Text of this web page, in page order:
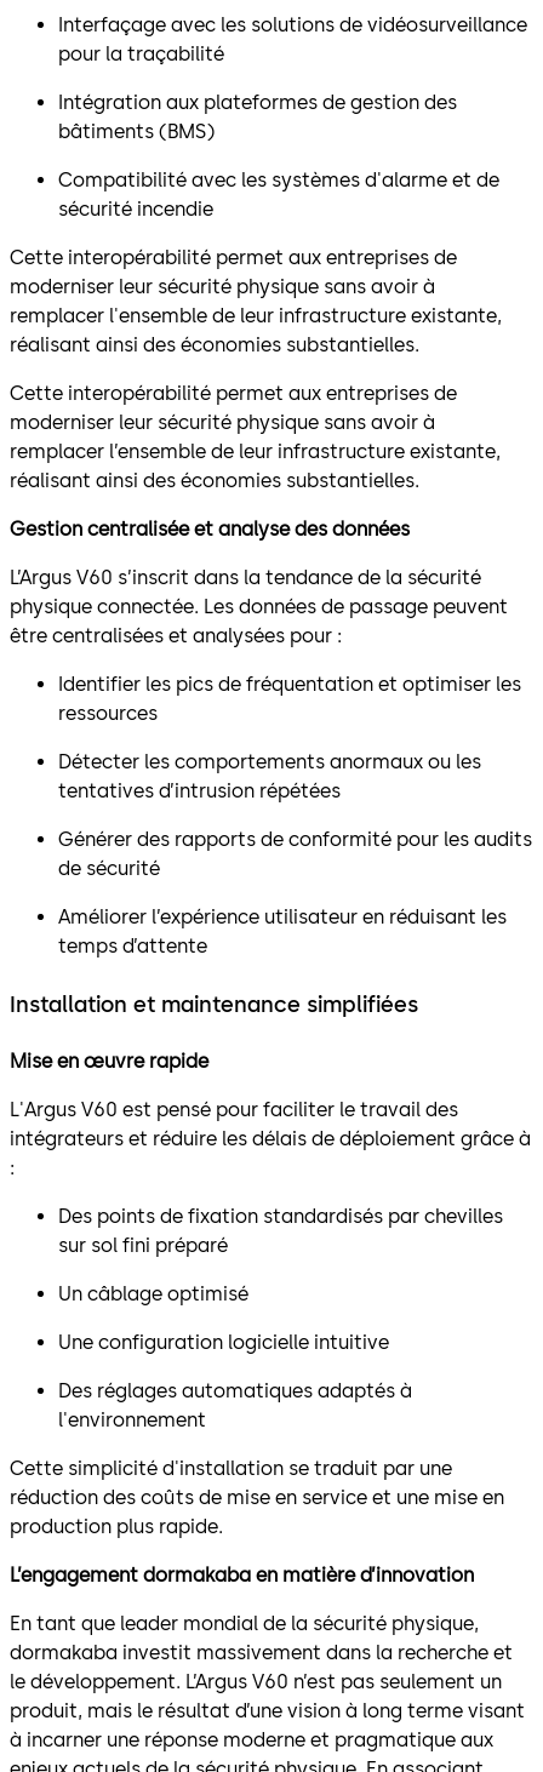
Interfaçage avec les solutions de vidéosurveillance
pour la traçabilité
Intégration aux plateformes de gestion des
bâtiments (BMS)
Compatibilité avec les systèmes d'alarme et de
sécurité incendie
Cette interopérabilité permet aux entreprises de
moderniser leur sécurité physique sans avoir à
remplacer l'ensemble de leur infrastructure existante,
réalisant ainsi des économies substantielles.
Cette interopérabilité permet aux entreprises de
moderniser leur sécurité physique sans avoir à
remplacer l’ensemble de leur infrastructure existante,
réalisant ainsi des économies substantielles.
Gestion centralisée et analyse des données
L’Argus V60 s’inscrit dans la tendance de la sécurité
physique connectée. Les données de passage peuvent
être centralisées et analysées pour :
Identifier les pics de fréquentation et optimiser les
ressources
Détecter les comportements anormaux ou les
tentatives d’intrusion répétées
Générer des rapports de conformité pour les audits
de sécurité
Améliorer l’expérience utilisateur en réduisant les
temps d’attente
Installation et maintenance simplifiées
Mise en œuvre rapide
L'Argus V60 est pensé pour faciliter le travail des
intégrateurs et réduire les délais de déploiement grâce à
:
Des points de fixation standardisés par chevilles
sur sol fini préparé
Un câblage optimisé
Une configuration logicielle intuitive
Des réglages automatiques adaptés à
l'environnement
Cette simplicité d'installation se traduit par une
réduction des coûts de mise en service et une mise en
production plus rapide.
L’engagement dormakaba en matière d’innovation
En tant que leader mondial de la sécurité physique,
dormakaba investit massivement dans la recherche et
le développement. L’Argus V60 n’est pas seulement un
produit, mais le résultat d’une vision à long terme visant
à incarner une réponse moderne et pragmatique aux